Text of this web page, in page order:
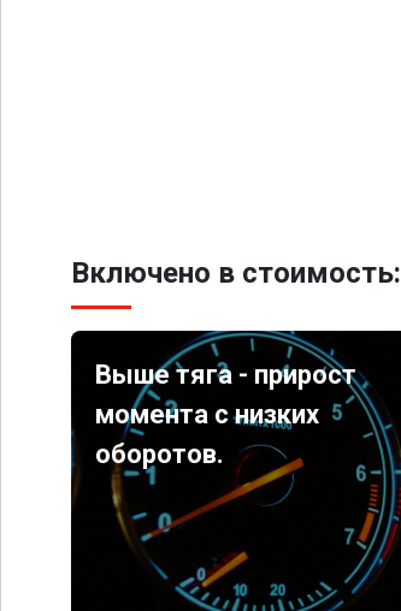
Включено в стоимость:
Выше тяга - прирост
момента с низких
оборотов.